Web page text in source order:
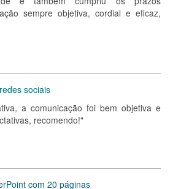
sempre objetiva, cordial e eficaz,
sociais
a comunicação foi bem objetiva e
recomendo!"
com 20 páginas